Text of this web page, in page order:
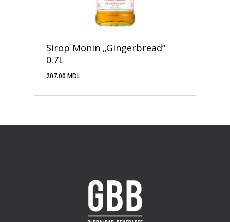
Sirop Monin „Gingerbread”
0.7L
207.00 MDL